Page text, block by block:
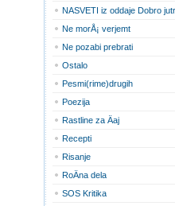
NASVETI iz oddaje Dobro
Ne morÅ¡ verjemt
Ne pozabi prebrati
Ostalo
Pesmi(rime)drugih
Poezija
Rastline za Äaj
Recepti
Risanje
RoÄna dela
SOS Kritika